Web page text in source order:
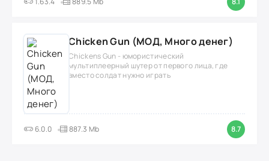
Chicken Gun (МОД, Много денег)
Chickens Gun - юмористический
мультиплеерный шутер от первого лица, где
вместо солдат нужно играть
6.0.0 887.3 Mb 8.7